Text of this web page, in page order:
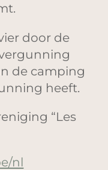
door de
de camping
heeft.
“Les
nl